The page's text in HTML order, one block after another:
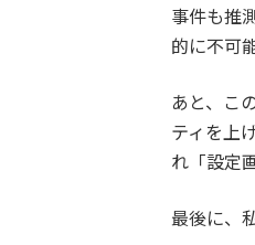
事件も推
的に不可
あと、こ
ティを上
れ「設定
最後に、